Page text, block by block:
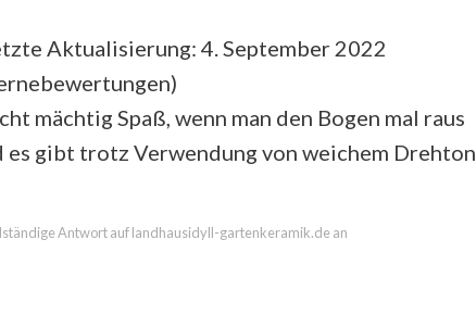
Aktualisierung: 4. September 2022
)
mächtig Spaß, wenn man den Bogen mal raus
es gibt trotz Verwendung von weichem Drehton
Antwort auf landhausidyll-gartenkeramik.de an